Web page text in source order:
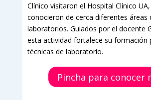
Clínico visitaron el Hospital Clínico
conocieron de cerca diferentes áreas
laboratorios. Guiados por el docente
esta actividad fortalece su formación
técnicas de laboratorio.
Pincha para conocer